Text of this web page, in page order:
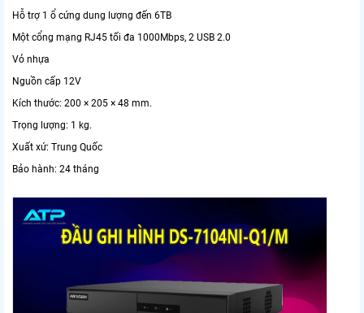
Hỗ trợ 1 ổ cứng dung lượng đến 6TB
Một cổng mạng RJ45 tối đa 1000Mbps, 2 USB 2.0
Vỏ nhựa
Nguồn cấp 12V
Kích thước: 200 × 205 × 48 mm.
Trọng lượng: 1 kg.
Xuất xứ: Trung Quốc
Bảo hành: 24 tháng